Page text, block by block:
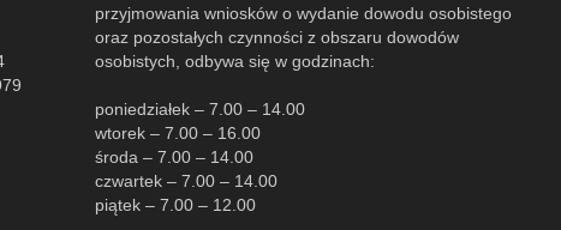
przyjmowania wniosków o wydanie dowodu osobistego
oraz pozostałych czynności z obszaru dowodów
osobistych, odbywa się w godzinach:
poniedziałek – 7.00 – 14.00
wtorek – 7.00 – 16.00
środa – 7.00 – 14.00
czwartek – 7.00 – 14.00
piątek – 7.00 – 12.00